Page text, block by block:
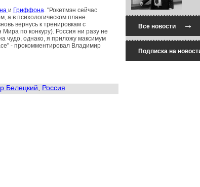
и Гриффона. "Рокетмэн сейчас
а в психологическом плане.
вернусь к тренировкам с
по конкуру). Россия ни разу не
чудо, однако, я приложу максимум
- прокомментировал Владимир
Белецкий Россия
Все новости→
Подписка на